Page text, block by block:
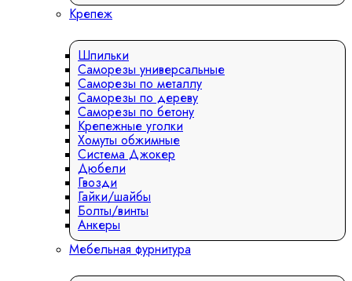
Крепеж
Шпильки
Саморезы универсальные
Саморезы по металлу
Саморезы по дереву
Саморезы по бетону
Крепежные уголки
Хомуты обжимные
Система Джокер
Дюбели
Гвозди
Гайки/шайбы
Болты/винты
Анкеры
Мебельная фурнитура